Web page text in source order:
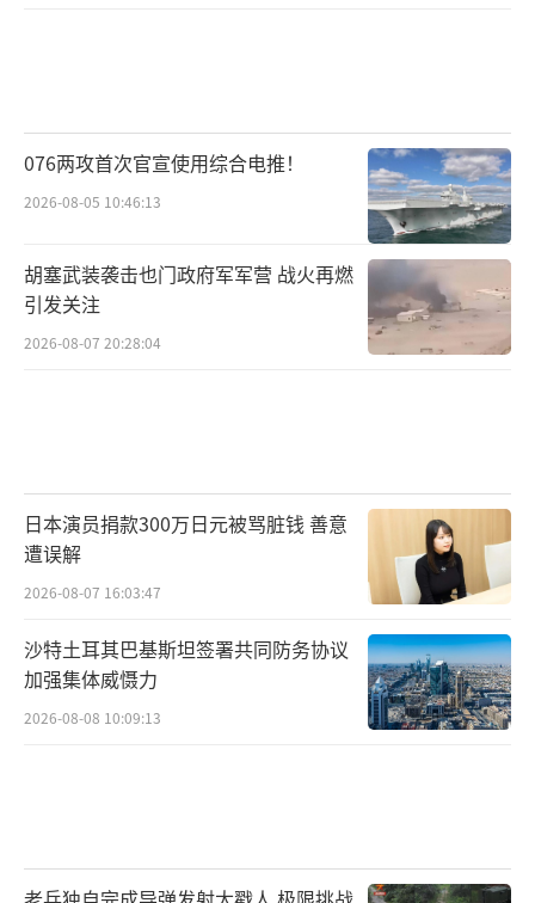
076两攻首次官宣使用综合电推！
2026-08-05 10:46:13
胡塞武装袭击也门政府军军营 战火再燃
引发关注
2026-08-07 20:28:04
日本演员捐款300万日元被骂脏钱 善意
遭误解
2026-08-07 16:03:47
沙特土耳其巴基斯坦签署共同防务协议
加强集体威慑力
2026-08-08 10:09:13